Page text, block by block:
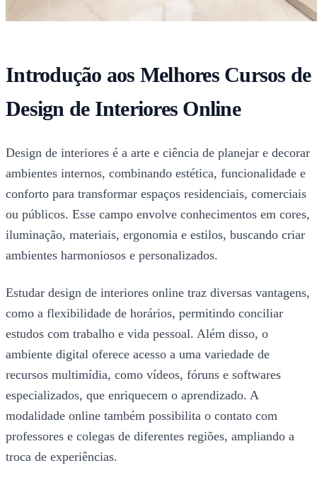
Introdução aos Melhores Cursos de
Design de Interiores Online
Design de interiores é a arte e ciência de planejar e decorar
ambientes internos, combinando estética, funcionalidade e
conforto para transformar espaços residenciais, comerciais
ou públicos. Esse campo envolve conhecimentos em cores,
iluminação, materiais, ergonomia e estilos, buscando criar
ambientes harmoniosos e personalizados.
Estudar design de interiores online traz diversas vantagens,
como a flexibilidade de horários, permitindo conciliar
estudos com trabalho e vida pessoal. Além disso, o
ambiente digital oferece acesso a uma variedade de
recursos multimídia, como vídeos, fóruns e softwares
especializados, que enriquecem o aprendizado. A
modalidade online também possibilita o contato com
professores e colegas de diferentes regiões, ampliando a
troca de experiências.